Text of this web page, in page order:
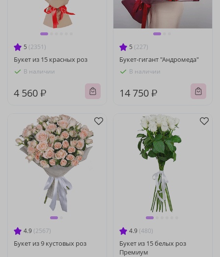
5 (2351)
Букет из 15 красных роз
В наличии
4 560 ₽
5 (227)
Букет-гигант "Андромеда"
В наличии
14 750 ₽
4.9 (2567)
Букет из 9 кустовых роз
4.9 (480)
Букет из 15 белых роз
Премиум